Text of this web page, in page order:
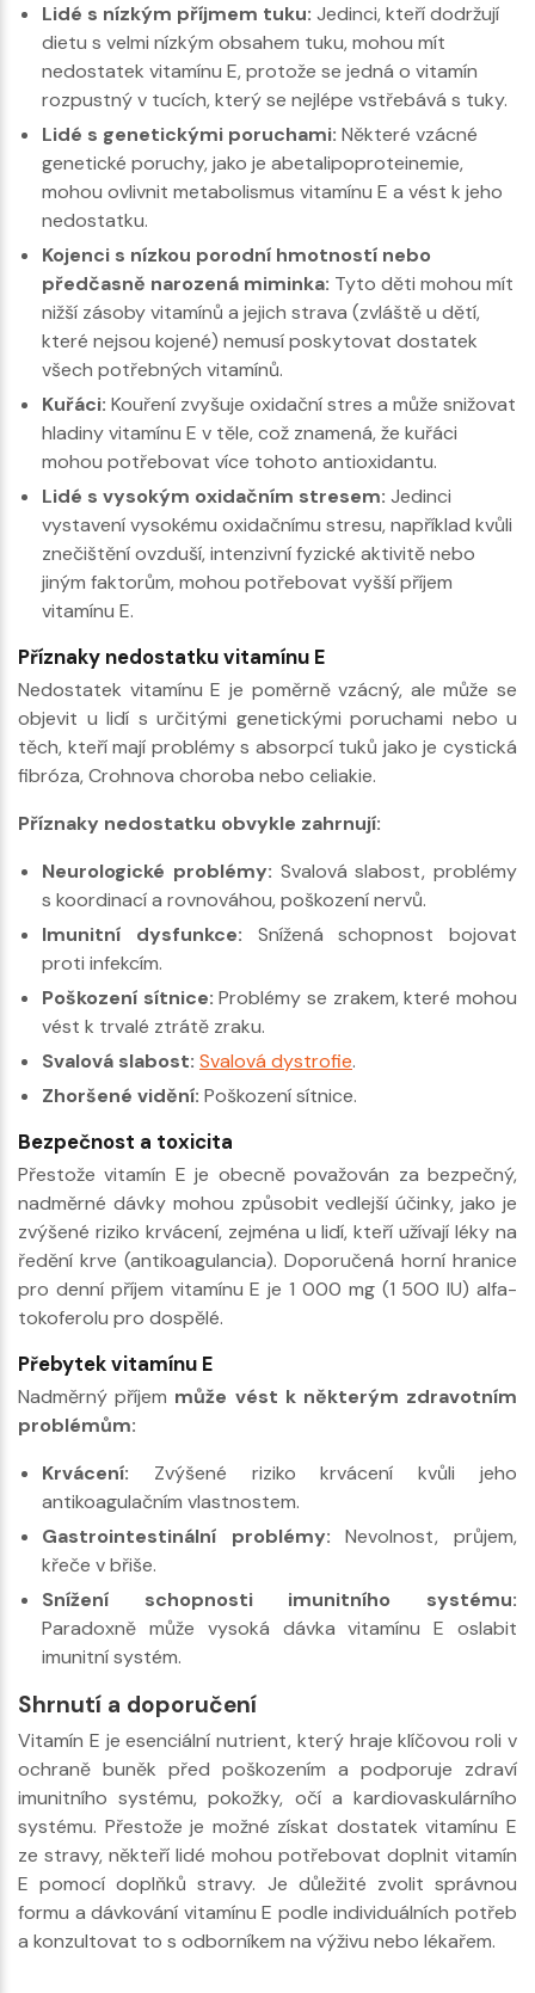
Lidé s nízkým příjmem tuku: Jedinci, kteří dodržují
dietu s velmi nízkým obsahem tuku, mohou mít
nedostatek vitamínu E, protože se jedná o vitamín
rozpustný v tucích, který se nejlépe vstřebává s tuky.
Lidé s genetickými poruchami: Některé vzácné
genetické poruchy, jako je abetalipoproteinemie,
mohou ovlivnit metabolismus vitamínu E a vést k jeho
nedostatku.
Kojenci s nízkou porodní hmotností nebo
předčasně narozená miminka: Tyto děti mohou mít
nižší zásoby vitamínů a jejich strava (zvláště u dětí,
které nejsou kojené) nemusí poskytovat dostatek
všech potřebných vitamínů.
Kuřáci: Kouření zvyšuje oxidační stres a může snižovat
hladiny vitamínu E v těle, což znamená, že kuřáci
mohou potřebovat více tohoto antioxidantu.
Lidé s vysokým oxidačním stresem: Jedinci
vystavení vysokému oxidačnímu stresu, například kvůli
znečištění ovzduší, intenzivní fyzické aktivitě nebo
jiným faktorům, mohou potřebovat vyšší příjem
vitamínu E.
Příznaky nedostatku vitamínu E
Nedostatek vitamínu E je poměrně vzácný, ale může se
objevit u lidí s určitými genetickými poruchami nebo u
těch, kteří mají problémy s absorpcí tuků jako je cystická
fibróza, Crohnova choroba nebo celiakie.
Příznaky nedostatku obvykle zahrnují:
Neurologické problémy: Svalová slabost, problémy
s koordinací a rovnováhou, poškození nervů.
Imunitní dysfunkce: Snížená schopnost bojovat
proti infekcím.
Poškození sítnice: Problémy se zrakem, které mohou
vést k trvalé ztrátě zraku.
Svalová slabost: Svalová dystrofie.
Zhoršené vidění: Poškození sítnice.
Bezpečnost a toxicita
Přestože vitamín E je obecně považován za bezpečný,
nadměrné dávky mohou způsobit vedlejší účinky, jako je
zvýšené riziko krvácení, zejména u lidí, kteří užívají léky na
ředění krve (antikoagulancia). Doporučená horní hranice
pro denní příjem vitamínu E je 1 000 mg (1 500 IU) alfa-
tokoferolu pro dospělé.
Přebytek vitamínu E
Nadměrný příjem může vést k některým zdravotním
problémům:
Krvácení: Zvýšené riziko krvácení kvůli jeho
antikoagulačním vlastnostem.
Gastrointestinální problémy: Nevolnost, průjem,
křeče v břiše.
Snížení schopnosti imunitního systému:
Paradoxně může vysoká dávka vitamínu E oslabit
imunitní systém.
Shrnutí a doporučení
Vitamín E je esenciální nutrient, který hraje klíčovou roli v
ochraně buněk před poškozením a podporuje zdraví
imunitního systému, pokožky, očí a kardiovaskulárního
systému. Přestože je možné získat dostatek vitamínu E
ze stravy, někteří lidé mohou potřebovat doplnit vitamín
E pomocí doplňků stravy. Je důležité zvolit správnou
formu a dávkování vitamínu E podle individuálních potřeb
a konzultovat to s odborníkem na výživu nebo lékařem.